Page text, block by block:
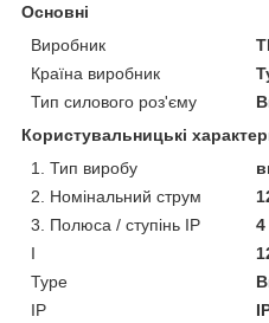
Основні
Виробник
Країна виробник
Тип силового роз'єму
Користувальницькі
1. Тип виробу
2. Номінальний струм
3. Полюса / ступінь IP
I
Type
IP